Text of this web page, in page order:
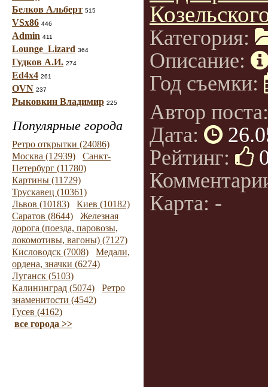
Белков Альберт 515
VSx86 446
Admin 411
Lounge_Lizard 364
Гудков А.И. 274
Ed4x4 261
OVN 237
Рыковкин Владимир 225
Популярные города
Ретро открытки (24086)
Москва (12939)
Санкт-
Петербург (11780)
Картины (11729)
Трускавец (10361)
Львов (10183)
Киев (10182)
Саратов (8644)
Железная
дорога (поезда, паровозы,
локомотивы, вагоны) (7127)
Кисловодск (7008)
Медали,
ордена, значки (6274)
Луганск (5103)
Калининград (5074)
Ретро
знаменитости (4542)
Гусев (4162)
все города >>
Категория:
Описание:
Год съемки:
Автор
Дата:
Рейтинг:
Карта: -